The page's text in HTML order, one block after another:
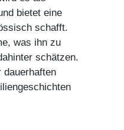
bietet eine
schafft.
was ihn zu
schätzen.
dauerhaften